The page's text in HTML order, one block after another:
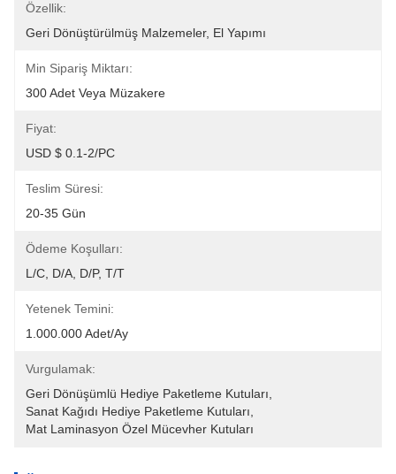
Özellik:
Geri Dönüştürülmüş Malzemeler, El Yapımı
Min Sipariş Miktarı:
300 Adet Veya Müzakere
Fiyat:
USD $ 0.1-2/PC
Teslim Süresi:
20-35 Gün
Ödeme Koşulları:
L/C, D/A, D/P, T/T
Yetenek Temini:
1.000.000 Adet/ay
Vurgulamak:
Geri Dönüşümlü Hediye Paketleme Kutuları
Sanat Kağıdı Hediye Paketleme Kutuları
Mat Laminasyon Özel Mücevher Kutuları